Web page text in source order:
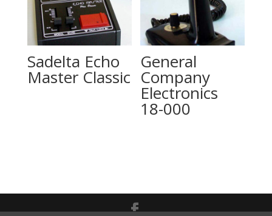
Sadelta Echo
Master Classic
General
Company
Electronics
18-000